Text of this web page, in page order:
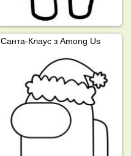
Санта-Клаус з Among Us